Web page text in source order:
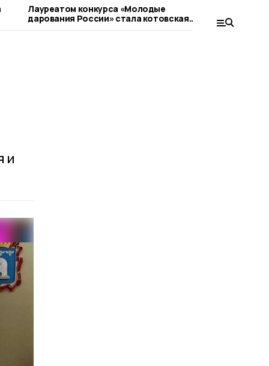
Лауреатом конкурса «Молодые
дарования России» стала котовская
школьница
котовские
и